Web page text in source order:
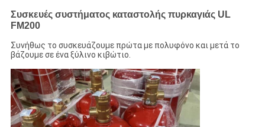
Συσκευές συστήματος καταστολής πυρκαγιάς UL
FM200
Συνήθως το συσκευάζουμε πρώτα με πολυφόνο και μετά το
βάζουμε σε ένα ξύλινο κιβώτιο.